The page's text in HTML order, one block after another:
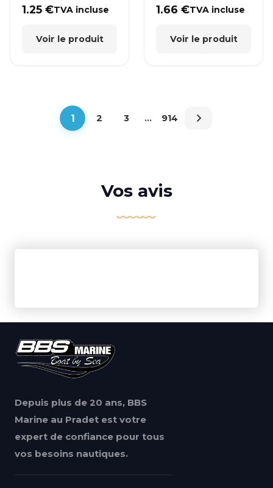
1.25€TVA incluse
Voir le produit
1.66€TVA incluse
Voir le produit
1 2 3 … 914
Vos avis
Depuis plus de 20 ans, BBS
Marine au Pradet est votre
expert de confiance pour tous
vos besoins nautiques.